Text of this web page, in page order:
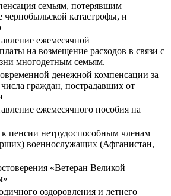
семьям, потерявшим
чернобыльской катастрофы, и
ежемесячной
на возмещение расходов в связи с
многодетным семьям.
денежной компенсации за
граждан, пострадавших от
ежемесячного пособия на
пенсии нетрудоспособным членам
военнослужащих (Афганистан,
«Ветеран Великой
оздоровления и летнего